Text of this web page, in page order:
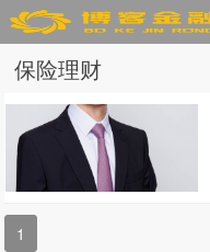
保险理财
1